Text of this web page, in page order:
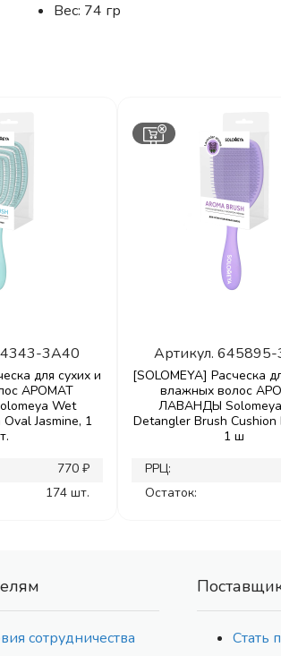
Вес: 74 гр
3A40
для сухих и
АРОМАТ
Wet
Jasmine, 1
770 ₽
174 шт.
Артикул. 645895-
[SOLOMEYA] Расческа
влажных волос
ЛАВАНДЫ
Detangler Brush Cushion
1 ш
РРЦ:
Остаток:
сотрудничества
Стать